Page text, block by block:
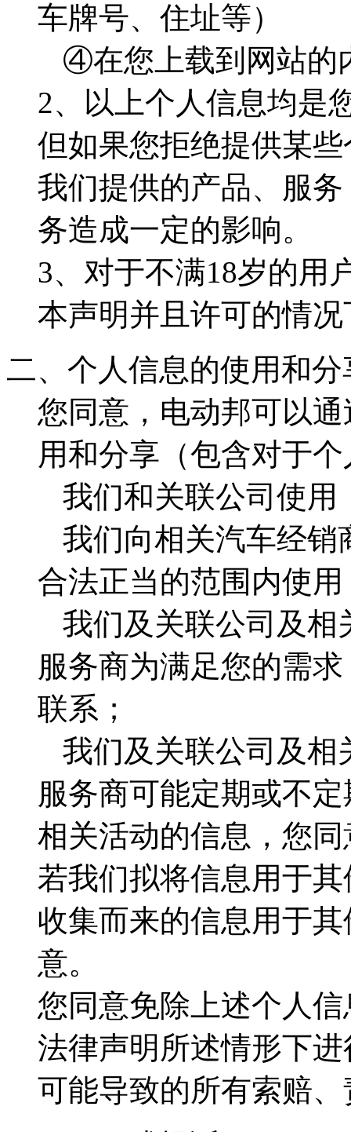
车牌号、住址等）
④在您上载到网站的
2、以上个人信息均是
但如果您拒绝提供某
我们提供的产品、服
务造成一定的影响。
3、对于不满18岁的用
本声明并且许可的情
二、个人信息的使用和分
您同意，电动邦可以
用和分享（包含对于
我们和关联公司使用
我们向相关汽车经销
合法正当的范围内使用
我们及关联公司及相
服务商为满足您的需
联系；
我们及关联公司及相
服务商可能定期或不
相关活动的信息，您
若我们拟将信息用于
收集而来的信息用于
意。
您同意免除上述个人
法律声明所述情形下
可能导致的所有索赔